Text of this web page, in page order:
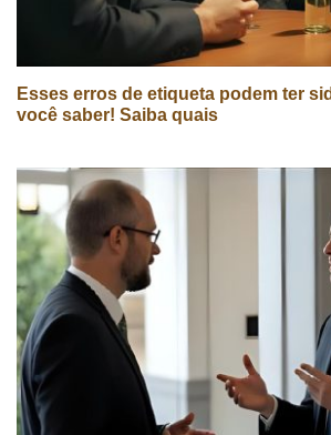
Esses erros de etiqueta podem ter
você saber! Saiba quais